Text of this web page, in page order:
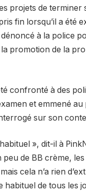
projets de terminer
fin lorsqu’il a été
dénoncé à la police
promotion de la
confronté à des
et emmené au
sur son
», dit-il à
de BB crème,
cela n’a rien
habituel de tous les